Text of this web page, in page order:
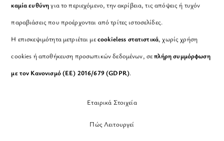
καμία ευθύνηγια το περιεχόμενο, την ακρίβεια, τις απόψεις ή τυχόν
παραβιάσεις που προέρχονται από τρίτες ιστοσελίδες.
Η επισκεψιμότητα μετριέται μεcookieless στατιστικά, χωρίς χρήση
cookies ή αποθήκευση προσωπικών δεδομένων, σεπλήρη συμμόρφωση
με τον Κανονισμό (ΕΕ) 2016/679 (GDPR).
Εταιρικά Στοιχεία
Πώς Λειτουργεί